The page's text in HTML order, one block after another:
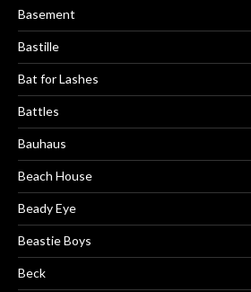
Basement
Bastille
Bat for Lashes
Battles
Bauhaus
Beach House
Beady Eye
Beastie Boys
Beck